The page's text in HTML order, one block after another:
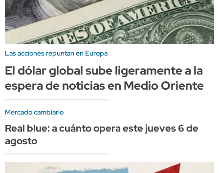
Las acciones repuntan en Europa
El dólar global sube ligeramente a la
espera de noticias en Medio Oriente
Mercado cambiario
Real blue: a cuánto opera este jueves 6 de
agosto